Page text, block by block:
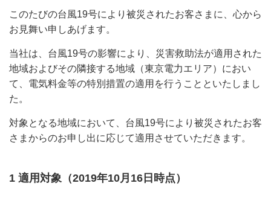
このたびの台風19号により被災されたお客さまに、心から
お見舞い申しあげます。
当社は、台風19号の影響により、災害救助法が適用された
地域およびその隣接する地域（東京電力エリア）におい
て、電気料金等の特別措置の適用を行うことといたしまし
た。
対象となる地域において、台風19号により被災されたお客
さまからのお申し出に応じて適用させていただきます。
1 適用対象（2019年10月16日時点）